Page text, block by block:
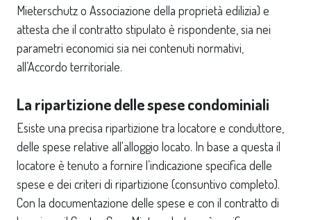
Mieterschutz o Associazione della proprietà edilizia) e
attesta che il contratto stipulato è rispondente, sia nei
parametri economici sia nei contenuti normativi,
all’Accordo territoriale.
La ripartizione delle spese condominiali
Esiste una precisa ripartizione tra locatore e conduttore,
delle spese relative all'alloggio locato. In base a questa il
locatore è tenuto a fornire l’indicazione specifica delle
spese e dei criteri di ripartizione (consuntivo completo).
Con la documentazione delle spese e con il contratto di